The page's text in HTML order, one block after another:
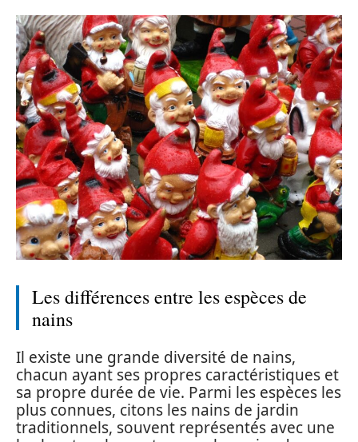
Les différences entre les espèces de
nains
Il existe une grande diversité de nains,
chacun ayant ses propres caractéristiques et
sa propre durée de vie. Parmi les espèces les
plus connues, citons les nains de jardin
traditionnels, souvent représentés avec une